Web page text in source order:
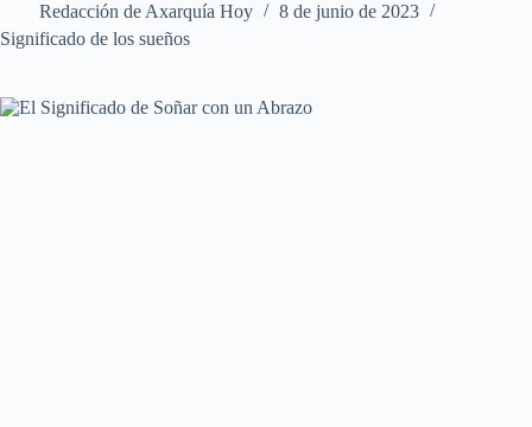
Redacción de Axarquía Hoy
8 de junio de 2023
Significado de los sueños